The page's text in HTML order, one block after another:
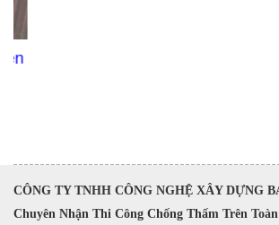
CÔNG TY TNHH CÔNG NGHỆ XÂY DỰNG
Chuyên Nhận Thi Công Chống Thấm Trên